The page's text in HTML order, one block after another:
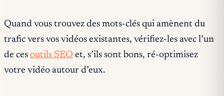
Quand vous trouvez des mots-clés qui amènent du
trafic vers vos vidéos existantes, vérifiez-les avec l’un
de ces outils SEO et, s’ils sont bons, ré-optimisez
votre vidéo autour d’eux.